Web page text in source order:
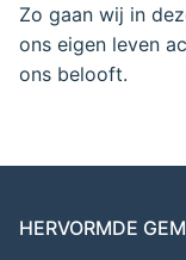
Zo gaan wij in
ons eigen leven
ons belooft.
HERVORMDE